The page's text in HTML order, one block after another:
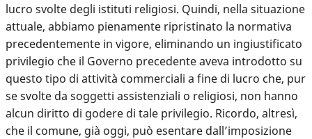
lucro svolte degli istituti religiosi. Quindi, nella situazione
attuale, abbiamo pienamente ripristinato la normativa
precedentemente in vigore, eliminando un ingiustificato
privilegio che il Governo precedente aveva introdotto su
questo tipo di attività commerciali a fine di lucro che, pur
se svolte da soggetti assistenziali o religiosi, non hanno
alcun diritto di godere di tale privilegio. Ricordo, altresì,
che il comune, già oggi, può esentare dall’imposizione